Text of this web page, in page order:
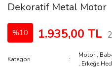
Dekoratif Metal Motor
%10 1.935,00 TL
Kategori
Motor,
, Erkeğe